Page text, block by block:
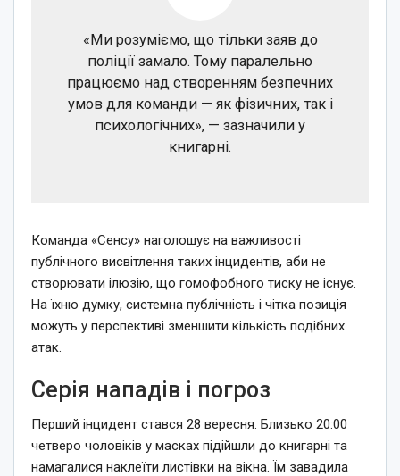
«Ми розуміємо, що тільки заяв до
поліції замало. Тому паралельно
працюємо над створенням безпечних
умов для команди — як фізичних, так і
психологічних», — зазначили у
книгарні.
Команда «Сенсу» наголошує на важливості
публічного висвітлення таких інцидентів, аби не
створювати ілюзію, що гомофобного тиску не існує.
На їхню думку, системна публічність і чітка позиція
можуть у перспективі зменшити кількість подібних
атак.
Серія нападів і погроз
Перший інцидент стався 28 вересня. Близько 20:00
четверо чоловіків у масках підійшли до книгарні та
намагалися наклеїти листівки на вікна. Їм завадила